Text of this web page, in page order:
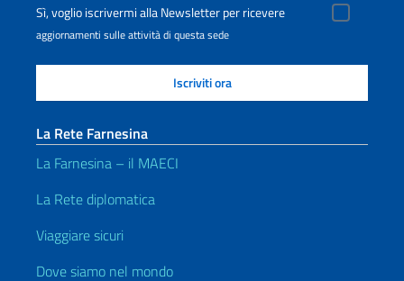
Sì, voglio iscrivermi alla Newsletter per ricevere
aggiornamenti sulle attività di questa sede
La Rete Farnesina
La Farnesina – il MAECI
La Rete diplomatica
Viaggiare sicuri
Dove siamo nel mondo